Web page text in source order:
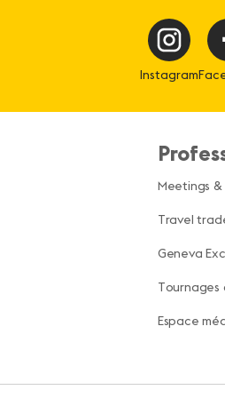
Instagram
Meetings
Travel
Geneva
Tournages
Espace